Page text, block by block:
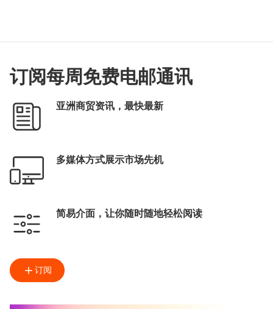
订阅每周免费电邮通讯
亚洲商贸资讯，最快最新
多媒体方式展示市场先机
简易介面，让你随时随地轻松阅读
订阅